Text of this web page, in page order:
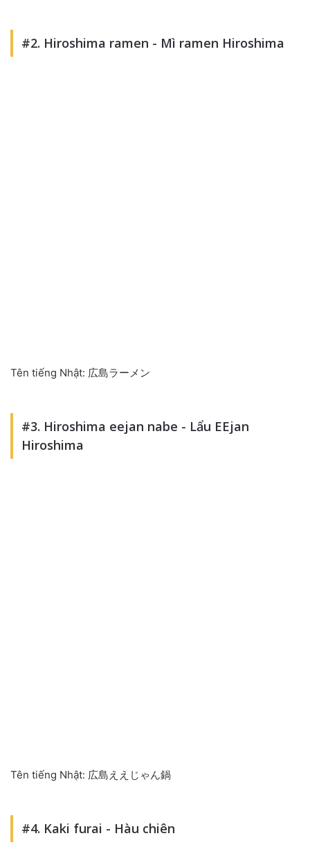
#2. Hiroshima ramen - Mì ramen Hiroshima
Tên tiếng Nhật: 広島ラーメン
#3. Hiroshima eejan nabe - Lẩu EEjan
Hiroshima
Tên tiếng Nhật: 広島ええじゃん鍋
#4. Kaki furai - Hàu chiên